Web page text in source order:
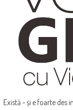
Există - și e foarte des